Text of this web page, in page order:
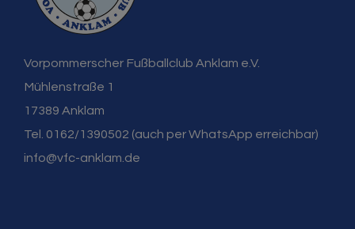
Vorpommerscher Fußballclub Anklam e.V.
Mühlenstraße 1
17389 Anklam
Tel. 0162/1390502 (auch per WhatsApp erreichbar)
info@vfc-anklam.de